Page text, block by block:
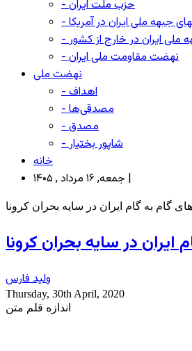
- حزب ملت ایران
جبهه ملی ایران در آمریکا
ملی ایران در خارج از کشور
- نهضت مقاومت ملی ایران
نهضت ملی
- اهداف
- مصدقی‌ها
- مصدق
- شاپور بختیار
خانه
جمعه, ۱۶ مرداد , ۱۴۰۵ |
گام به گام ایران در سایه بحران کرونا
ایران در سایه بحران کرونا
ولید فارس
Thursday, 30th April, 2020
اندازه قلم متن